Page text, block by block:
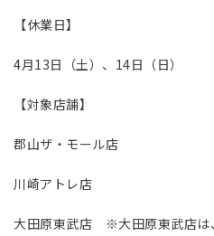
【休業日】
4月13日（土）、14日（日）
【対象店舗】
郡山ザ・モール店
川崎アトレ店
大田原東武店 ※大田原東武店は